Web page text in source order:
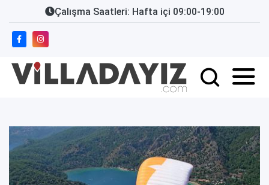
Çalışma Saatleri: Hafta içi 09:00-19:00